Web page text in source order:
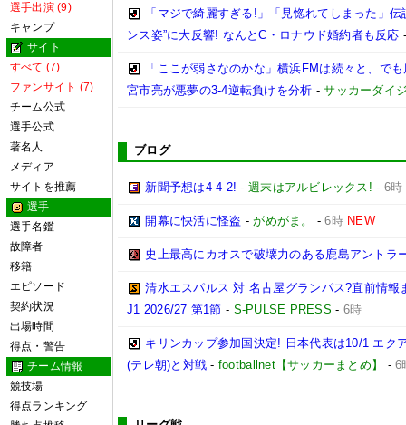
選手出演 (9)
キャンプ
サイト
すべて (7)
ファンサイト (7)
チーム公式
選手公式
著名人
メディア
サイトを推薦
選手
選手名鑑
故障者
移籍
エピソード
契約状況
出場時間
得点・警告
チーム情報
競技場
得点ランキング
「マジで綺麗すぎる!」「見惚れてしまった」
ンス姿”に大反響! なんとC・ロナウド婚約者も反応
「ここが弱さなのかな」横浜FMは続々と、で
宮市亮が悪夢の3-4逆転負けを分析 -サッカーダイ
ブログ
新聞予想は4-4-2! -週末はアルビレックス! - 6時
開幕に快活に怪盗 -がめがま。 -6時 NEW
史上最高にカオスで破壊力のある鹿島アントラ
清水エスパルス 対 名古屋グランパス?直前情
J1 2026/27 第1節 - S-PULSE PRESS - 6時
キリンカップ参加国決定! 日本代表は10/1 エク
(テレ朝)と対戦 - footballnet【サッカーまとめ】 -6